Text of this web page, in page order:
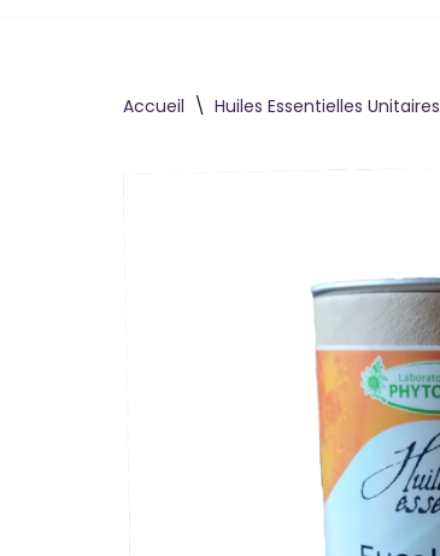
Accueil \ Huiles Essentielles Unitaires